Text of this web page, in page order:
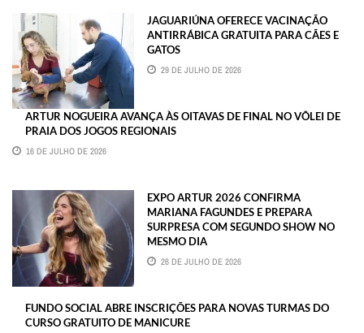
JAGUARIÚNA OFERECE VACINAÇÃO
ANTIRRÁBICA GRATUITA PARA CÃES E
GATOS
29 DE JULHO DE 2026
ARTUR NOGUEIRA AVANÇA ÀS OITAVAS DE FINAL NO VÔLEI DE
PRAIA DOS JOGOS REGIONAIS
16 DE JULHO DE 2026
EXPO ARTUR 2026 CONFIRMA
MARIANA FAGUNDES E PREPARA
SURPRESA COM SEGUNDO SHOW NO
MESMO DIA
26 DE JULHO DE 2026
FUNDO SOCIAL ABRE INSCRIÇÕES PARA NOVAS TURMAS DO
CURSO GRATUITO DE MANICURE